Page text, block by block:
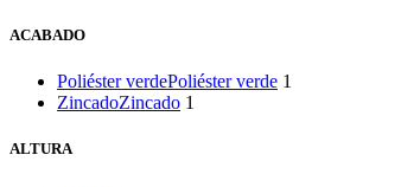
ACABADO
Poliéster verdePoliéster verde 1
ZincadoZincado 1
ALTURA